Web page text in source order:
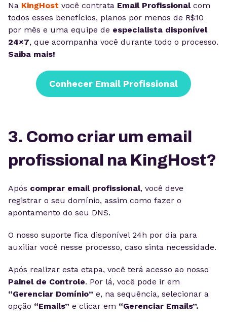
Na KingHost você contrata Email Profissionalcom
todos esses benefícios, planos por menos de R$10
por mês e uma equipe de especialista disponível
24×7, que acompanha você durante todo o processo.
Saiba mais!
Conhecer Email Profissional
3. Como criar um email
profissional na KingHost?
Após comprar email profissional, você deve
registrar o seu domínio, assim como fazer o
apontamento do seu DNS.
O nosso suporte fica disponível 24h por dia para
auxiliar você nesse processo, caso sinta necessidade.
Após realizar esta etapa, você terá acesso ao nosso
Painel de Controle. Por lá, você pode ir em
“Gerenciar Domínio” e, na sequência, selecionar a
opção “Emails” e clicar em “Gerenciar Emails”.